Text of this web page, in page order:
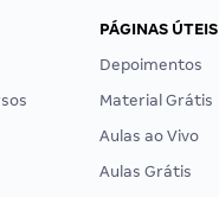
PÁGINAS ÚTEIS
Depoimentos
Material Grátis
Aulas ao Vivo
Aulas Grátis